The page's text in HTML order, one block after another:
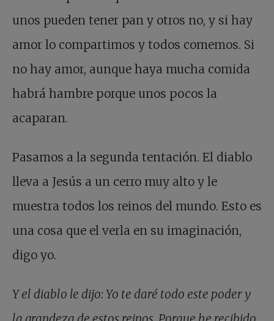
unos pueden tener pan y otros no, y si hay
amor lo compartimos y todos comemos. Si
no hay amor, aunque haya mucha comida
habrá hambre porque unos pocos la
acaparan.
Pasamos a la segunda tentación. El diablo
lleva a Jesús a un cerro muy alto y le
muestra todos los reinos del mundo. Esto es
una cosa que el verla en su imaginación,
digo yo.
Y el diablo le dijo: Yo te daré todo este poder y